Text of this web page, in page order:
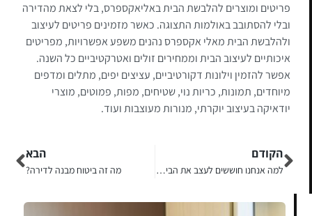
פריטים ומוצרים להלבשת הבית באליאקספרס, בלי לצאת מהדירה
ובלי להסתובב באולמות התצוגה. כאשר מזמינים פריטים לעיצוב
ולהלבשת הבית מאלי אקספרס נהנים משפע אפשרויות, מפריטים
איכותיים לעיצוב הבית וממחירים זולים ואטרקטיביים כל השנה.
אפשר להזמין וילונות דקורטיביים, עציצים יפים, מתלים ומדפים
מיוחדים, תמונות, כריות נוי, שטיחים, מפות, פמוטים, מוצרי
יודאיקה בעיצוב יוקרתי, מנורות מעוצבות ועוד.
הקודם
למה אנחנו חוששים לעצב את הבית לבד?
הבא
מה זה ביטוח מבנה לדירה?